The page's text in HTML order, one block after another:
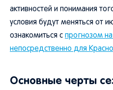
активностей и понимания
условия будут меняться от
ознакомиться с прогнозом
непосредственно для
Основные черты